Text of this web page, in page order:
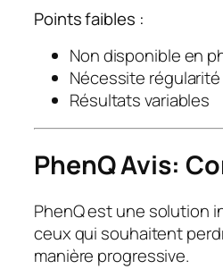
Points faibles :
Non disponible en
Nécessite régularité
Résultats variables
PhenQ Avis:
PhenQ est une solution
ceux qui souhaitent
manière progressive.